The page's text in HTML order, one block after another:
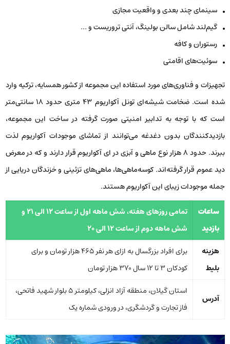
سینمای چند بعدی و واقعیت مجازی
گیم‌لند شامل سالن بولینگ، آنتی تروریست و …
رستوران و کافه
سوئیت‌های اقامتی
تجهیزات و فناوری‌های مورد استفاده این مجموعه از کشور همسایه، ترکیه وارد
شده است. ضخامت شیشه‌ای تونل آکواریوم 43 متری حدود 18 سانتی‌متر
است که با توجه به تدابیر امنیتی صورت گرفته در ساخت این مجموعه،
بازدیدکنندگان بدون دغدغه می‌توانند از تماشای موجودات آکواریوم لذت
ببرند. حدود 8 هزار نوع ماهی و آبزی در ای آکواریوم قرار دارند و که در معرض
دید عموم قرار گرفته‌اند. کوسه‌ماهی‌ها، ماهی‌های تزئینی و خزندگان دریایی از
جمله موجودات زیبای این آکواریوم هستند.
ساعات
بازدید
تمامی روزهای هفته، شش ماهه اول از ساعت 12 الی 21 و
شش ماهه دوم از ساعت 12 الی 20
هزینه
بلیط
برای افراد بزرگسال به ازای هر نفر 465 هزار تومان و برای
کودکان 3 تا 12 سال 370 هزار تومان
آدرس
استان گیلان، منطقه آزاد انزلی، کیلومتر 5 بلوار شهید فاتحی،
فاز تجارت و گردشگری، در ورودی شماره یک